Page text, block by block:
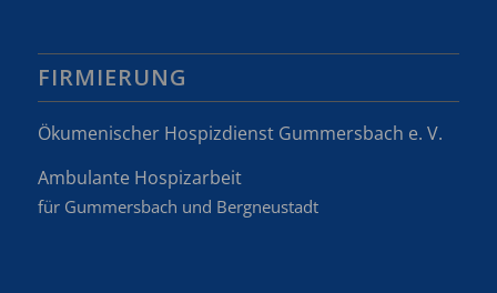
FIRMIERUNG
Ökumenischer Hospizdienst Gummersbach e. V.
Ambulante Hospizarbeit
für Gummersbach und Bergneustadt